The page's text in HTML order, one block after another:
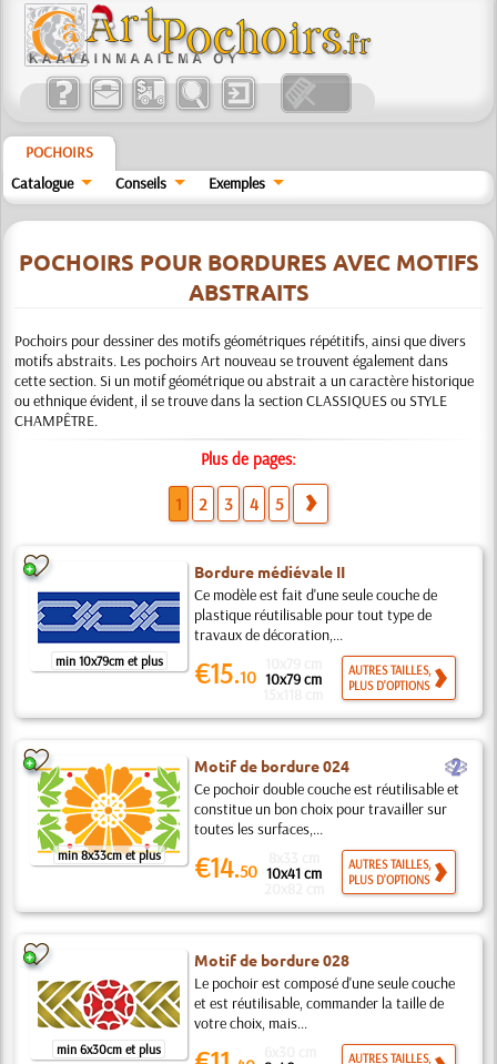
POCHOIRS
Catalogue
Conseils Exemples
POCHOIRS POUR BORDURES AVEC MOTIFS
ABSTRAITS
Pochoirs pour dessiner des motifs géométriques répétitifs, ainsi que divers
motifs abstraits. Les pochoirs Art nouveau se trouvent également dans
cette section. Si un motif géométrique ou abstrait a un caractère historique
ou ethnique évident, il se trouve dans la section CLASSIQUES ou STYLE
CHAMPÊTRE.
Plus de pages:
1 2 3 4 5
min 10x79cm et plus
Bordure médiévale II
Ce modèle est fait d'une seule couche de
plastique réutilisable pour tout type de
travaux de décoration,...
€15.10 10x79 cm
AUTRES TAILLES,
PLUS D'OPTIONS
min 8x33cm et plus
Motif de bordure 024 b
Ce pochoir double couche est réutilisable et
constitue un bon choix pour travailler sur
toutes les surfaces,...
€14.50 10x41 cm
AUTRES TAILLES,
PLUS D'OPTIONS
min 6x30cm et plus
Motif de bordure 028
Le pochoir est composé d'une seule couche
et est réutilisable, commander la taille de
votre choix, mais...
AUTRES TAILLES,